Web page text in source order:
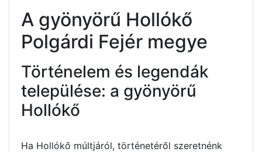
A gyönyörű Hollókő
Polgárdi Fejér megye
Történelem és legendák
települése: a gyönyörű
Hollókő
Ha Hollókő múltjáról, történetéről szeretnénk